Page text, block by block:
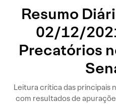
Resumo
02/12/
Precatórios
Leitura crítica das principais
com resultados de